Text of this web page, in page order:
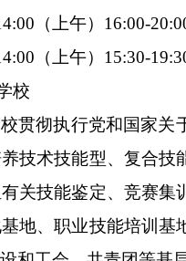
（上午） 16:00-
（上午） 15:30-
校
贯彻执行党和国家
技术技能型、复合
关技能鉴定、竞赛
地、职业技能培训